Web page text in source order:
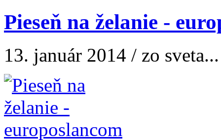
Pieseň na želanie -
13. január 2014 / zo sveta...